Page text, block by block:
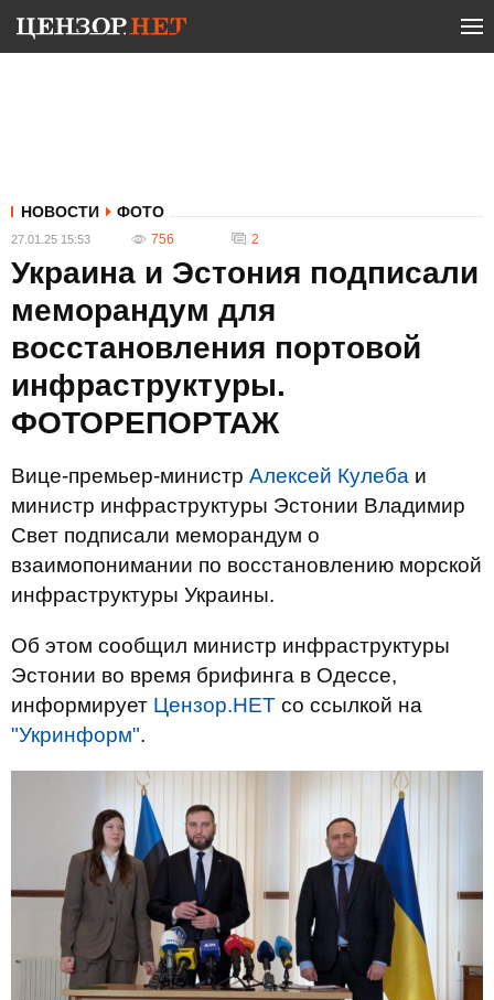
НОВОСТИ ФОТО
27.01.25 15:53 756 2
Украина и Эстония подписали
меморандум для
восстановления портовой
инфраструктуры.
ФОТОРЕПОРТАЖ
Вице-премьер-министр Алексей Кулеба и
министр инфраструктуры Эстонии Владимир
Свет подписали меморандум о
взаимопонимании по восстановлению морской
инфраструктуры Украины.
Об этом сообщил министр инфраструктуры
Эстонии во время брифинга в Одессе,
информирует Цензор.НЕТ со ссылкой на
"Укринформ".